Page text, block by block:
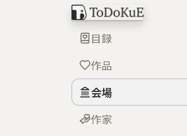
目録
作品
会場
作家